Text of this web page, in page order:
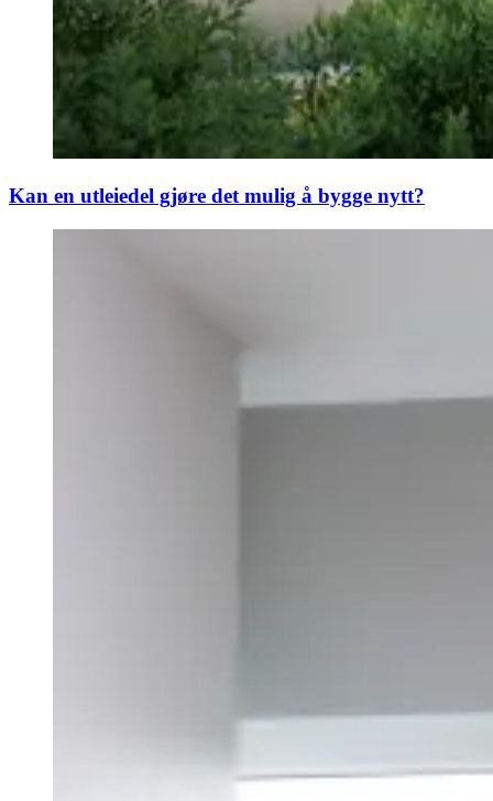
Kan en utleiedel gjøre det mulig å bygge nytt?